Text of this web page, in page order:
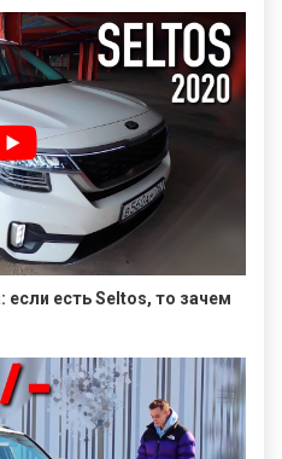
если есть Seltos, то зачем